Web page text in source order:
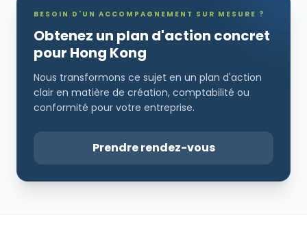
BESOIN D'UN ACCOMPAGNEMENT SUR MESURE ?
Obtenez un plan d'action concret
pour Hong Kong
Nous transformons ce sujet en un plan d'action
clair en matière de création, comptabilité ou
conformité pour votre entreprise.
Prendre rendez-vous